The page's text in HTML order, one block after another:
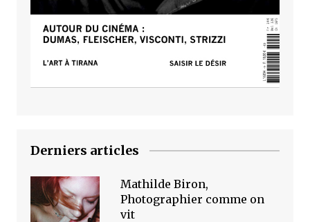
Derniers articles
Mathilde Biron,
Photographier comme on
vit